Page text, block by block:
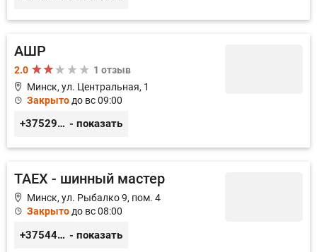
АШР
2.0
1 отзыв
Минск, ул. Центральная, 1
Закрыто до вс 09:00
+375291874947 - показать
TAEX - шинный мастер
Минск, ул. Рыбалко 9, пом. 4
Закрыто до вс 08:00
+375447092626 - показать